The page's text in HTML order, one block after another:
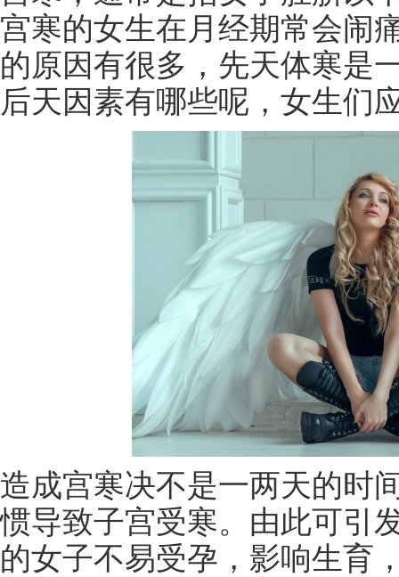
宫寒的女生在月经期常会闹
的原因有很多，先天体寒是
后天因素有哪些呢，女生们
造成宫寒决不是一两天的时
惯导致子宫受寒。由此可引
的女子不易受孕，影响生育